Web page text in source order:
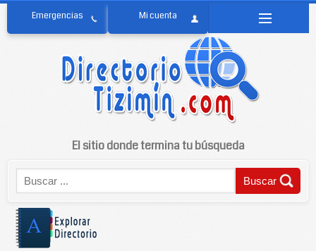
El sitio donde termina tu búsqueda